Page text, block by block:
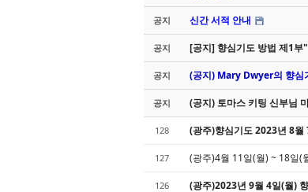
공지 신간 서적 안내
공지 [공지] 향심기도 방법 제1부
공지 (공지) Mary Dwyer의 향심
공지 (공지) 토마스 키팅 신부님
128 (광주)향심기도 2023년 8
127 (광주)4월 11일(월) ~ 18일(
126 (광주)2023년 9월 4일(월)